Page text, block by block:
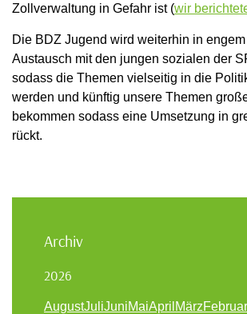
Zollverwaltung in Gefahr ist (wir
Die BDZ Jugend wird weiterhin in
Austausch mit den jungen sozialen der
sodass die Themen vielseitig in die
werden und künftig unsere Themen
bekommen sodass eine Umsetzung in
rückt.
Archiv
2026
AugustJuliJuniMaiApril MärzFebruar